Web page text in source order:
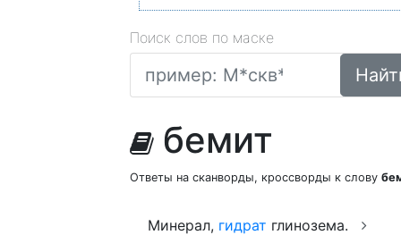
Поиск слов по маске
бемит
Ответы на сканворды, кроссворды к слову
Минерал, гидрат глинозема.